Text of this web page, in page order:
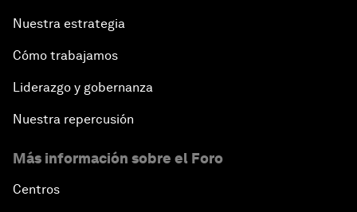
Nuestra estrategia
Cómo trabajamos
Liderazgo y gobernanza
Nuestra repercusión
Más información sobre el Foro
Centros